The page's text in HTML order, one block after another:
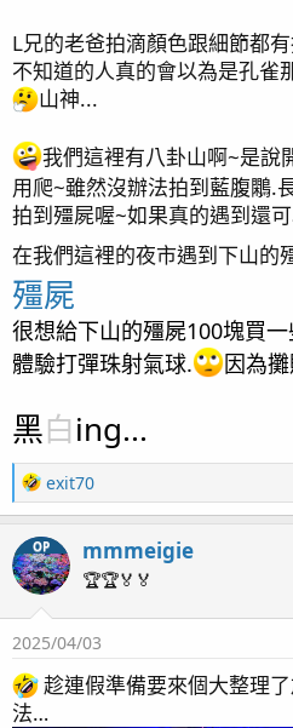
扛扛扛放飯囉~
閒閒沒事拍拍
L兄的老爸拍滴顏色跟細節都
不知道的人真的會以為是孔雀
山神...
我們這裡有八卦山啊~是說
用爬~雖然沒辦法拍到藍腹鷴.
拍到殭屍喔~如果真的遇到還
在我們這裡的夜市遇到下山的
殭屍
很想給下山的殭屍100塊買
體驗打彈珠射氣球.
因為
黑白ing...
R
e
c
t
i
o
n
：
exit70
OP mmmeigie
🏆🏆🏅🏅
2025/04/03
趁連假準備要來個大整理
法…